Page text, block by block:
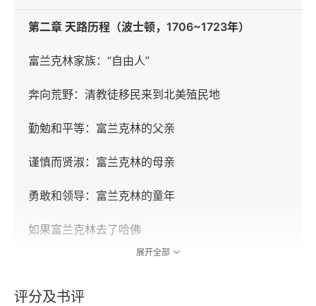
第二章 天路历程（波士顿，1706~1723年）
富兰克林家族：“自由人”
奔向荒野：清教徒移民来到北美殖民地
勤勉和平等：富兰克林的父亲
谨慎而贤淑：富兰克林的母亲
勇敢和领导：富兰克林的童年
如果富兰克林去了哈佛
天性：富兰克林与书
展开全部
评分及书评